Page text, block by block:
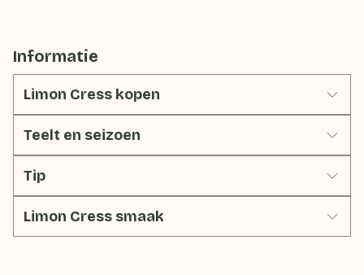
Informatie
Limon Cress kopen
Teelt en seizoen
Tip
Limon Cress smaak